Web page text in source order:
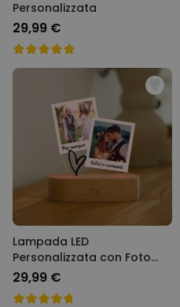
Personalizzata
29,99 €
Lampada LED
Personalizzata con Foto
Polaroid
29,99 €